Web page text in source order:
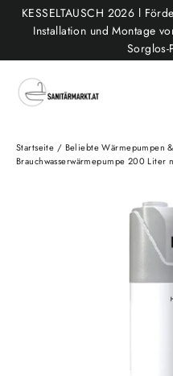
DirektKESSELTAUSCH 2026 l
Installation und Montage
Startseite / Beliebte Wärmepumpen
Brauchwasserwärmepumpe 200 Liter